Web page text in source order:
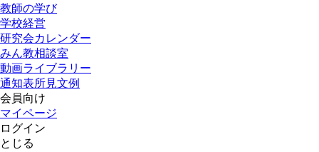
教師の学び
学校経営
研究会カレンダー
みん教相談室
動画ライブラリー
通知表所見文例
会員向け
マイページ
ログイン
とじる